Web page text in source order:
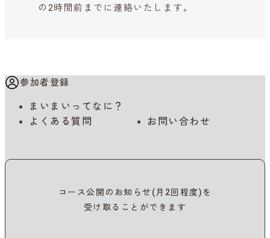
の2時間前までに連絡いたします。
参加者登録
まいまいってなに？
よくある質問
お問い合わせ
コース公開のお知らせ(月2回程度)を
受け取ることができます